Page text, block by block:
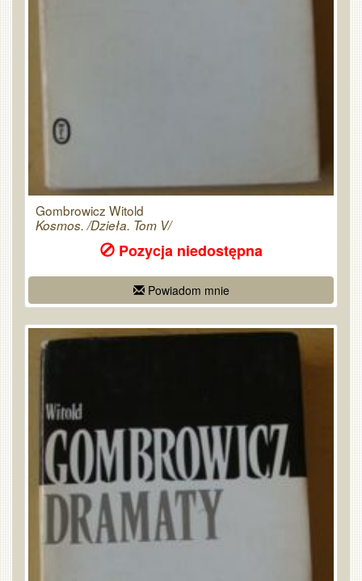
Gombrowicz Witold
Kosmos. /Dzieła. Tom V/
Pozycja niedostępna
Powiadom mnie